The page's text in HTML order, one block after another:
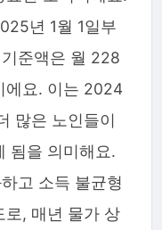
년 1월 1일부
준액은 월 228
에요. 이는 2024
많은 노인들이
됨을 의미해요.
고 소득 불균형
로, 매년 물가 상